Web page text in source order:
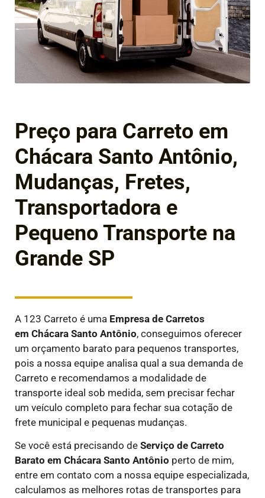
Preço para Carreto em
Chácara Santo Antônio,
Mudanças, Fretes,
Transportadora e
Pequeno Transporte na
Grande SP
A 123 Carreto é uma Empresa de Carretos
em Chácara Santo Antônio, conseguimos oferecer
um orçamento barato para pequenos transportes,
pois a nossa equipe analisa qual a sua demanda de
Carreto e recomendamos a modalidade de
transporte ideal sob medida, sem precisar fechar
um veículo completo para fechar sua cotação de
frete municipal e pequenas mudanças.
Se você está precisando de Serviço de Carreto
Barato em Chácara Santo Antônio perto de mim,
entre em contato com a nossa equipe especializada,
calculamos as melhores rotas de transportes para